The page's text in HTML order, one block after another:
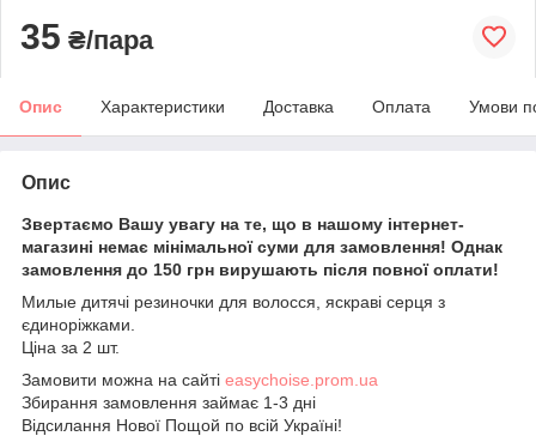
35 ₴/пара
Опис Характеристики Доставка Оплата Умови
Опис
Звертаємо Вашу увагу на те, що в нашому інтернет-
магазині немає мінімальної суми для замовлення! Однак
замовлення до 150 грн вирушають після повної оплати!
Милые дитячі резиночки для волосся, яскраві серця з
єдиноріжками.
Ціна за 2 шт.
Замовити можна на сайті easychoise.prom.ua
Збирання замовлення займає 1-3 дні
Відсилання Нової Пощой по всій Україні!